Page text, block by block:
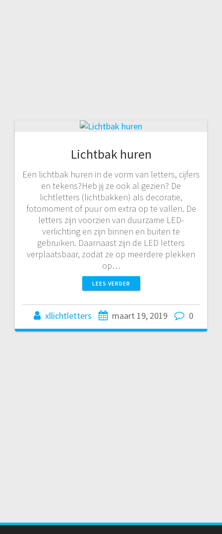
Lichtbak huren
Een lichtbak huren in de vorm van letters, cijfers
en tekens?Heb jij ze ook al gezien? De
lichtletters (lichtbakken) als decoratie,
fotomoment of puur om extra op te vallen. De
letters zijn voorzien van duurzame LED-
verlichting en zijn binnen en buiten te
gebruiken. Daarnaast zijn de LED letters
verplaatsbaar, zodat ze op meerdere plekken
op…
LEES VERDER
xllichtletters maart 19, 2019 0